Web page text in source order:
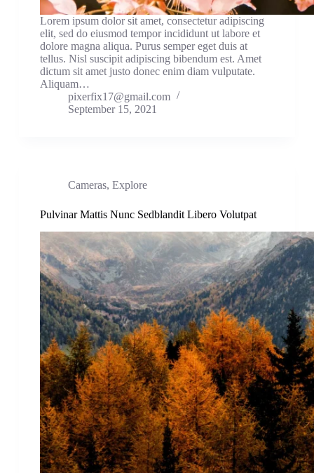
Lorem ipsum dolor sit amet, consectetur adipiscing
elit, sed do eiusmod tempor incididunt ut labore et
dolore magna aliqua. Purus semper eget duis at
tellus. Nisl suscipit adipiscing bibendum est. Amet
dictum sit amet justo donec enim diam vulputate.
Aliquam…
pixerfix17@gmail.com
September 15, 2021
Cameras, Explore
Pulvinar Mattis Nunc Sedblandit Libero Volutpat